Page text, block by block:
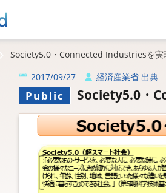
Society5.0・Connected Industriesを実
2017/09/27 経済産業省 出典
Public Society5.0・